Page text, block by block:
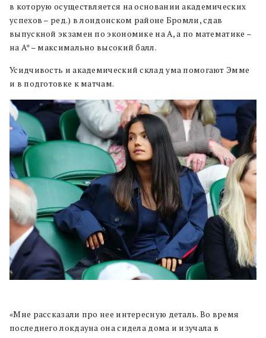
в которую осуществляется на основании академических
успехов – ред.) в лондонском районе Бромли, сдав
выпускной экзамен по экономике на A, а по математике –
на A* – максимально высокий балл.
Усидчивость и академический склад ума помогают Эмме
и в подготовке к матчам.
«Мне рассказали про нее интересную деталь. Во время
последнего локдауна она сидела дома и изучала в